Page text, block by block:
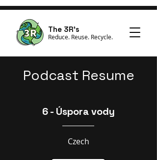
The 3R's
Reduce. Reuse. Recycle.
Podcast Resume
6 - Úspora vody
Czech